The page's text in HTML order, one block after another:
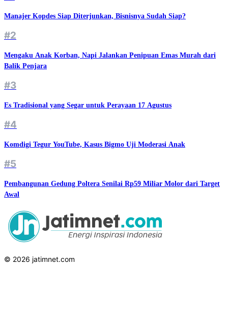
Manajer Kopdes Siap Diterjunkan, Bisnisnya Sudah Siap?
#2
Mengaku Anak Korban, Napi Jalankan Penipuan Emas Murah dari
Balik Penjara
#3
Es Tradisional yang Segar untuk Perayaan 17 Agustus
#4
Komdigi Tegur YouTube, Kasus Bigmo Uji Moderasi Anak
#5
Pembangunan Gedung Poltera Senilai Rp59 Miliar Molor dari Target
Awal
© 2026 jatimnet.com